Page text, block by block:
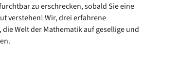
zu erschrecken, sobald Sie eine
verstehen! Wir, drei erfahrene
Welt der Mathematik auf gesellige und